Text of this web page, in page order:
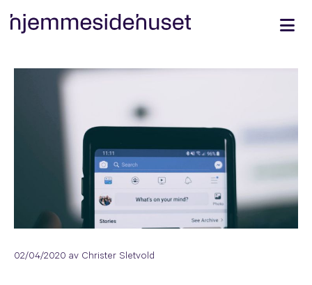
02/04/2020 av Christer Sletvold